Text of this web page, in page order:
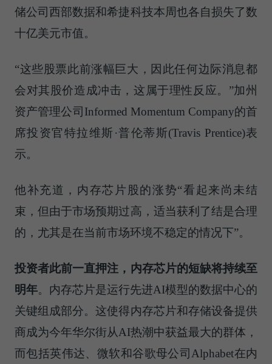
储公司西部数据和希捷科技本周也各自损失了数
十亿美元市值。
“这些股票此前涨幅巨大，因此任何边际消息都
会对其股价造成冲击，这属于理性反应。”加州
资产管理公司Informed Momentum Company的首
席投资官特拉维斯·普伦蒂斯(Travis Prentice)表
示。
他补充道，内存芯片股的涨势“看起来尚未结
束，但由于市场预期过高，适当获利了结是合理
的，尤其是在当前市场环境不稳定的情况下”。
投资者此前一直押注，内存芯片的短缺将持续至
明年。内存芯片是运行先进AI模型的数据中心的
关键组成部分。这使得内存芯片和存储设备提供
商成为今年华尔街从AI热潮中获益最大的群体，
而包括英伟达、微软和谷歌母公司Alphabet在内